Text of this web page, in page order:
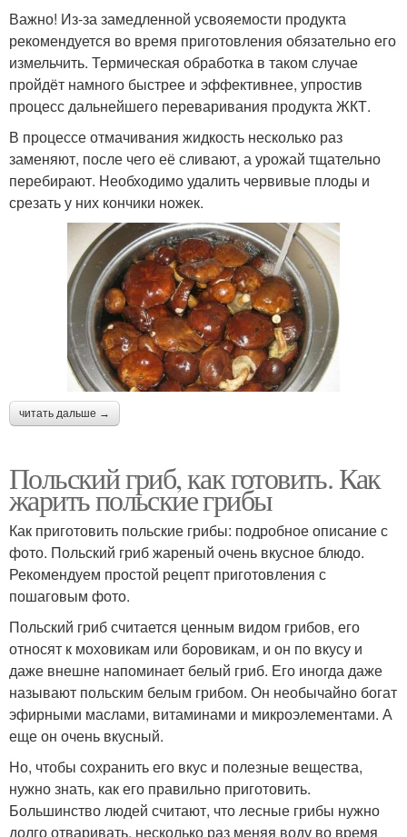
Важно! Из-за замедленной усвояемости продукта
рекомендуется во время приготовления обязательно его
измельчить. Термическая обработка в таком случае
пройдёт намного быстрее и эффективнее, упростив
процесс дальнейшего переваривания продукта ЖКТ.
В процессе отмачивания жидкость несколько раз
заменяют, после чего её сливают, а урожай тщательно
перебирают. Необходимо удалить червивые плоды и
срезать у них кончики ножек.
читать дальше →
Польский гриб, как готовить. Как
жарить польские грибы
Как приготовить польские грибы: подробное описание с
фото. Польский гриб жареный очень вкусное блюдо.
Рекомендуем простой рецепт приготовления с
пошаговым фото.
Польский гриб считается ценным видом грибов, его
относят к моховикам или боровикам, и он по вкусу и
даже внешне напоминает белый гриб. Его иногда даже
называют польским белым грибом. Он необычайно богат
эфирными маслами, витаминами и микроэлементами. А
еще он очень вкусный.
Но, чтобы сохранить его вкус и полезные вещества,
нужно знать, как его правильно приготовить.
Большинство людей считают, что лесные грибы нужно
долго отваривать, несколько раз меняя воду во время